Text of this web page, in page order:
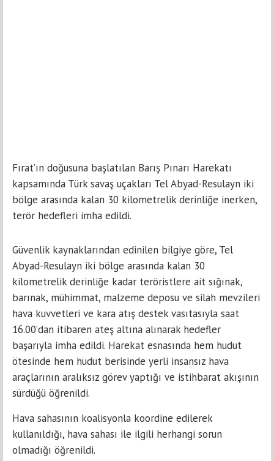
Fırat’ın doğusuna başlatılan Barış Pınarı Harekatı
kapsamında Türk savaş uçakları Tel Abyad-Resulayn iki
bölge arasında kalan 30 kilometrelik derinliğe inerken,
terör hedefleri imha edildi.
Güvenlik kaynaklarından edinilen bilgiye göre, Tel
Abyad-Resulayn iki bölge arasında kalan 30
kilometrelik derinliğe kadar teröristlere ait sığınak,
barınak, mühimmat, malzeme deposu ve silah mevzileri
hava kuvvetleri ve kara atış destek vasıtasıyla saat
16.00’dan itibaren ateş altına alınarak hedefler
başarıyla imha edildi. Harekat esnasında hem hudut
ötesinde hem hudut berisinde yerli insansız hava
araçlarının aralıksız görev yaptığı ve istihbarat akışının
sürdüğü öğrenildi.
Hava sahasının koalisyonla koordine edilerek
kullanıldığı, hava sahası ile ilgili herhangi sorun
olmadığı öğrenildi.